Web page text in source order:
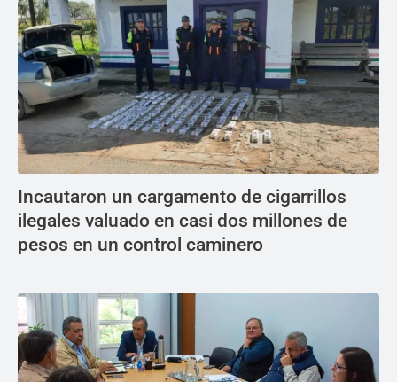
Incautaron un cargamento de cigarrillos
ilegales valuado en casi dos millones de
pesos en un control caminero